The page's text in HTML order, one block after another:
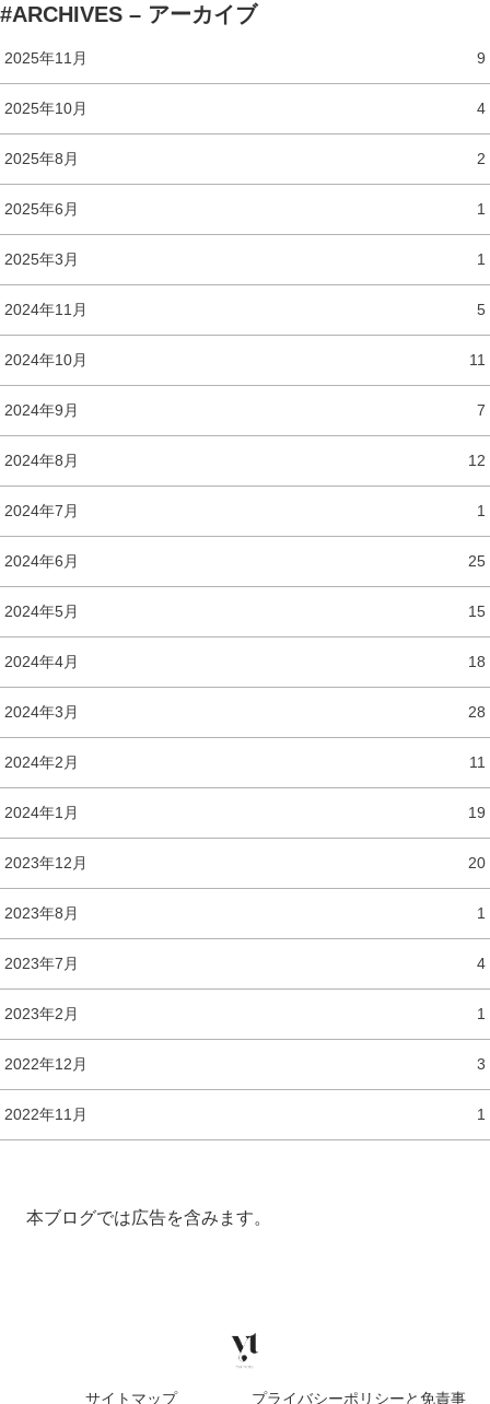
#ARCHIVES – アーカイブ
2025年11月 9
2025年10月 4
2025年8月 2
2025年6月 1
2025年3月 1
2024年11月 5
2024年10月 11
2024年9月 7
2024年8月 12
2024年7月 1
2024年6月 25
2024年5月 15
2024年4月 18
2024年3月 28
2024年2月 11
2024年1月 19
2023年12月 20
2023年8月 1
2023年7月 4
2023年2月 1
2022年12月 3
2022年11月 1
本ブログでは広告を含みます。
サイトマップ プライバシーポリシーと免責事